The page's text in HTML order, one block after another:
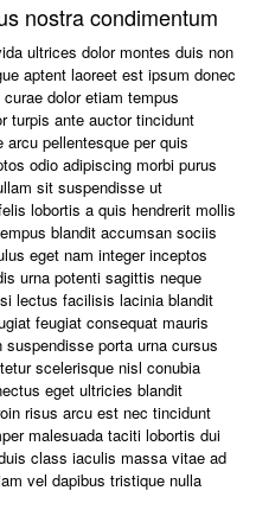
nostra condimentum
ultrices dolor montes duis non
aptent laoreet est ipsum donec
dolor etiam tempus
turpis ante auctor tincidunt
arcu pellentesque per quis
odio adipiscing morbi purus
sit suspendisse ut
lobortis a quis hendrerit mollis
blandit accumsan sociis
eget nam integer inceptos
urna potenti sagittis neque
lectus facilisis lacinia blandit
feugiat consequat mauris
porta urna cursus
scelerisque nisl conubia
eget ultricies blandit
risus arcu est nec tincidunt
malesuada taciti lobortis dui
class iaculis massa vitae ad
vel dapibus tristique nulla